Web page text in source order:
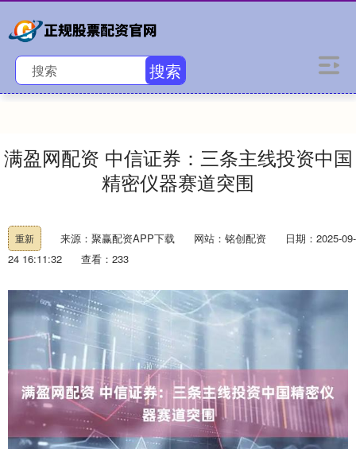
搜索
满盈网配资 中信证券：三条主线投资中国
精密仪器赛道突围
重新 来源：聚赢配资APP下载 网站：铭创配资
日期：2025-09-
24 16:11:32
查看：233